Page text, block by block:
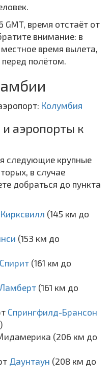
время отстаёт от
внимание: в
время вылета,
полётом.
Колумбия
аэропорты к
следующие крупные
в случае
добраться до пункта
Кирксвилл (145 км до
(153 км до
Спирит (161 км до
Ламберт (161 км до
Спрингфилд-Брансон
(206 км до
Даунтаун (208 км до